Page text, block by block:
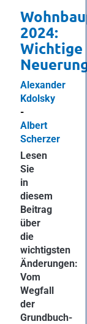
2024:
Wichtige
Alexander
Kdolsky
-
Albert
Scherzer
Lesen
Sie
in
diesem
Beitrag
über
die
wichtigsten
Änderungen:
Vom
Wegfall
der
Grundbuch-